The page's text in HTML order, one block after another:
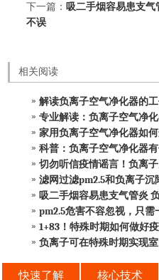
下一篇：吸二手烟容易患支
不误
相关阅读
解读负离子空气净化器的
专业解读：负离子空气净
家用负离子空气净化器如
科普：负离子空气净化器
切勿听信疫情谣言！负离
滤网过滤pm2.5和负离子沉
吸二手烟容易患支气管炎
pm2.5危害不容忽视，只需
1+83！特殊时期如何做好
负离子可在特殊时期实现
快速了解 核心技术